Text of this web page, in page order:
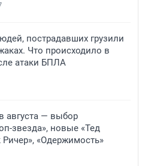
пострадавших грузили
Что происходило в
атаки БПЛА
августа — выбор
звезда», новые «Тед
«Одержимость»